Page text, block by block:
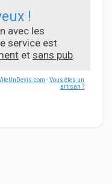
!
avec les
service est
et sans pub.
-Vous êtes un
artisan ?